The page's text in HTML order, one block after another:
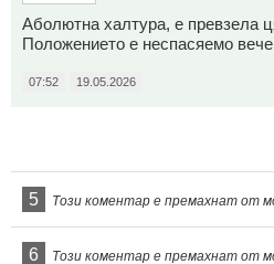
Аболютна халтура, е превзела
Положението е неспасяемо
07:52 19.05.2026
5 Този коментар е премахнат от
6 Този коментар е премахнат от